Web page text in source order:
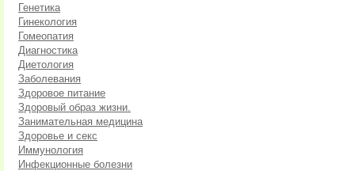
Генетика
Гинекология
Гомеопатия
Диагностика
Диетология
Заболевания
Здоровое питание
Здоровый образ жизни.
Занимательная медицина
Здоровье и секс
Иммунология
Инфекционные болезни